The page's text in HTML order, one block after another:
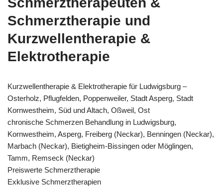
Schmerztherapie und
Kurzwellentherapie &
Elektrotherapie
Kurzwellentherapie & Elektrotherapie für Ludwigsburg –
Osterholz, Pflugfelden, Poppenweiler, Stadt Asperg, Stadt
Kornwestheim, Süd und Altach, Oßweil, Ost
chronische Schmerzen Behandlung in Ludwigsburg,
Kornwestheim, Asperg, Freiberg (Neckar), Benningen (Neckar),
Marbach (Neckar), Bietigheim-Bissingen oder Möglingen,
Tamm, Remseck (Neckar)
Preiswerte Schmerztherapie
Exklusive Schmerztherapien